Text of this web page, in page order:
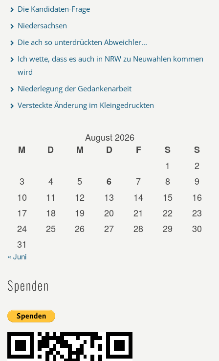
Die Kandidaten-Frage
Niedersachsen
Die ach so unterdrückten Abweichler...
Ich wette, dass es auch in NRW zu Neuwahlen kommen
wird
Niederlegung der Gedankenarbeit
Versteckte Änderung im Kleingedruckten
August 2026
M
D M D F S
S
1
2
3
4 5 6 7 8
9
10
11 12 13 14 15
16
17
18 19 20 21 22
23
24
25 26 27 28 29
30
31
« Juni
Spenden